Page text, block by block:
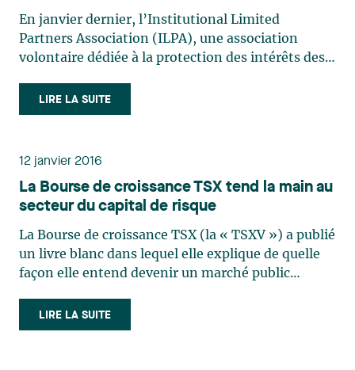
investissement
En janvier dernier, l’Institutional Limited
Partners Association (ILPA), une association
volontaire dédiée à la protection des intérêts des
investissement (private equity), a publié un
document intitulé « Fee Reporting Template »
LIRE LA SUITE
12 janvier 2016
La Bourse de croissance TSX tend la main au
secteur du capital de risque
La Bourse de croissance TSX (la « TSXV ») a publié
un livre blanc dans lequel elle explique de quelle
façon elle entend devenir un marché public
secteurs à croissance rapide que sont notamment
ceux de la technologie, des technologies propres,
LIRE LA SUITE